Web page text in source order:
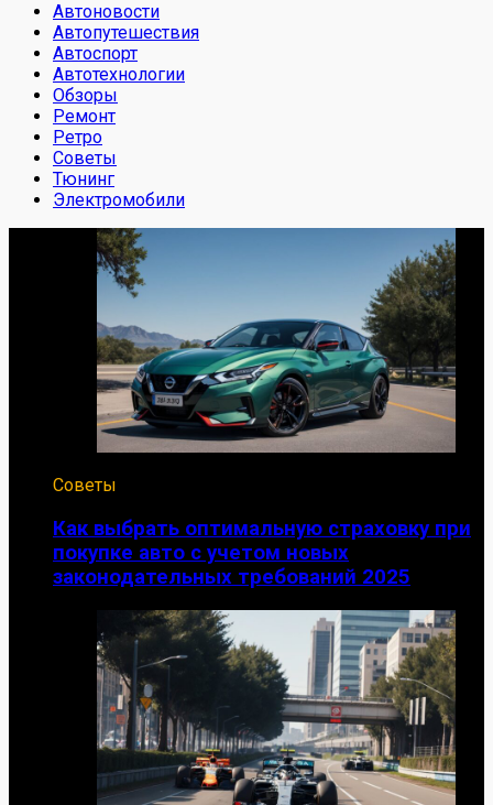
Автоновости
Автопутешествия
Автоспорт
Автотехнологии
Обзоры
Ремонт
Ретро
Советы
Тюнинг
Электромобили
Советы
Как выбрать оптимальную страховку при
покупке авто с учетом новых
законодательных требований 2025